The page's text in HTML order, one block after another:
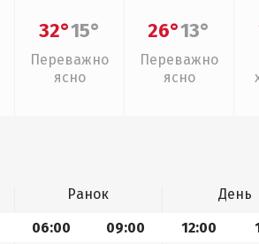
32°15°
Переважно
ясно
26°13°
Переважно
ясно
Ранок День
06:00 09:00 12:00